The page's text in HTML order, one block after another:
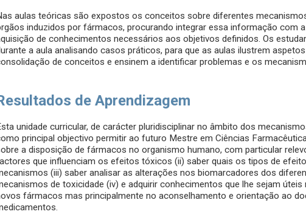
aulas teóricas são expostos os conceitos sobre diferentes
induzidos por fármacos, procurando integrar essa informação com
de conhecimentos necessários aos objetivos definidos. Os
a aula analisando casos práticos, para que as aulas ilustrem
de conceitos e ensinem a identificar problemas e os
de Aprendizagem
unidade curricular, de carácter pluridisciplinar no âmbito dos
principal objectivo permitir ao futuro Mestre em Ciências
a disposição de fármacos no organismo humano, com particular
que influenciam os efeitos tóxicos (ii) saber quais os tipos de
(iii) saber analisar as alterações nos biomarcadores dos
de toxicidade (iv) e adquirir conhecimentos que lhe sejam
fármacos mas principalmente no aconselhamento e orientação ao